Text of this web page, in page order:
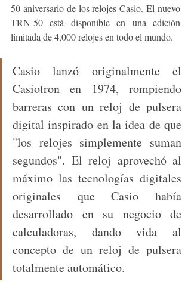
50 aniversario de los relojes Casio. El nuevo
TRN-50 está disponible en una edición
limitada de 4,000 relojes en todo el mundo.
Casio lanzó originalmente el
Casiotron en 1974, rompiendo
barreras con un reloj de pulsera
digital inspirado en la idea de que
"los relojes simplemente suman
segundos". El reloj aprovechó al
máximo las tecnologías digitales
originales que Casio había
desarrollado en su negocio de
calculadoras, dando vida al
concepto de un reloj de pulsera
totalmente automático.